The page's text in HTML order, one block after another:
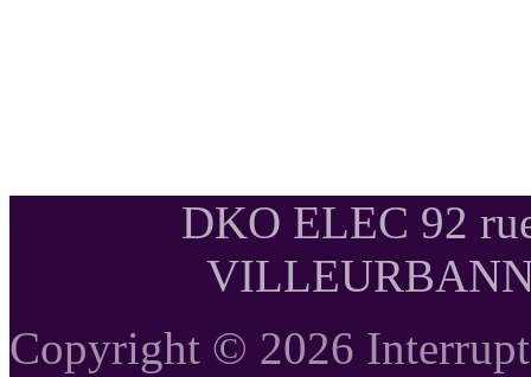
DKO ELEC 92
Copyright © 2026